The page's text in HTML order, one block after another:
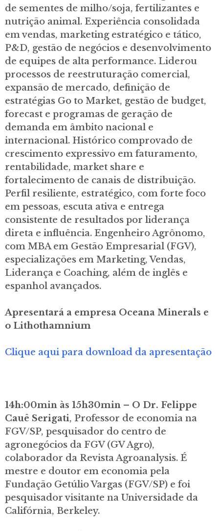
de sementes de milho/soja, fertilizantes e
nutrição animal. Experiência consolidada
em vendas, marketing estratégico e tático,
P&D, gestão de negócios e desenvolvimento
de equipes de alta performance. Liderou
processos de reestruturação comercial,
expansão de mercado, definição de
estratégias Go to Market, gestão de budget,
forecast e programas de geração de
demanda em âmbito nacional e
internacional. Histórico comprovado de
crescimento expressivo em faturamento,
rentabilidade, market share e
fortalecimento de canais de distribuição.
Perfil resiliente, estratégico, com forte foco
em pessoas, escuta ativa e entrega
consistente de resultados por liderança
direta e influência. Engenheiro Agrônomo,
com MBA em Gestão Empresarial (FGV),
especializações em Marketing, Vendas,
Liderança e Coaching, além de inglês e
espanhol avançados.
Apresentará a empresa Oceana Minerals e
o Lithothamnium
Clique aqui para download da apresentação
14h:00min às 15h30min – O Dr. Felippe
Cauê Serigati, Professor de economia na
FGV/SP, pesquisador do centro de
agronegócios da FGV (GV Agro),
colaborador da Revista Agroanalysis. É
mestre e doutor em economia pela
Fundação Getúlio Vargas (FGV/SP) e foi
pesquisador visitante na Universidade da
Califórnia, Berkeley.